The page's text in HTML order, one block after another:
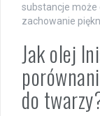
substancje może
zachowanie
Jak olej
do